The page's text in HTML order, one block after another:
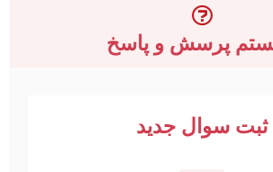
پرسش و پاسخ
ثبت سوال جدید